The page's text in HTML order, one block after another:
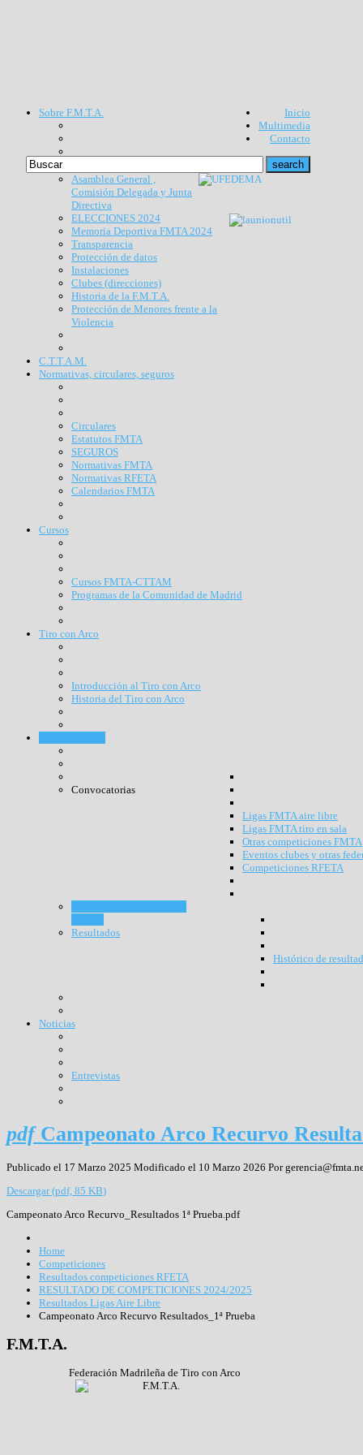
Inicio
Multimedia
Contacto
Sobre F.M.T.A.
Asamblea General ,
Comisión Delegada y Junta
Directiva
ELECCIONES 2024
Memoria Deportiva FMTA 2024
Transparencia
Protección de datos
Instalaciones
Clubes (direcciones)
Historia de la F.M.T.A.
Protección de Menores frente a la
Violencia
C.T.T.A.M.
Normativas, circulares, seguros
Circulares
Estatutos FMTA
SEGUROS
Normativas FMTA
Normativas RFETA
Calendarios FMTA
Cursos
Cursos FMTA-CTTAM
Programas de la Comunidad de Madrid
Tiro con Arco
Introducción al Tiro con Arco
Historia del Tiro con Arco
Convocatorias
Ligas FMTA aire libre
Ligas FMTA tiro en sala
Otras competiciones FMTA
Eventos clubes y otras
Competiciones RFETA
Resultados
Histórico de
Noticias
Entrevistas
pdf Campeonato Arco Recurvo
Publicado el 17 Marzo 2025 Modificado el 10 Marzo 2026 Por
Descargar(pdf, 85 KB)
Campeonato Arco Recurvo_Resultados 1ª Prueba.pdf
Home
Competiciones
Resultados competiciones RFETA
RESULTADO DE COMPETICIONES 2024/2025
Resultados Ligas Aire Libre
Campeonato Arco Recurvo Resultados_1ª Prueba
F.M.T.A.
Federación Madrileña de Tiro con Arco